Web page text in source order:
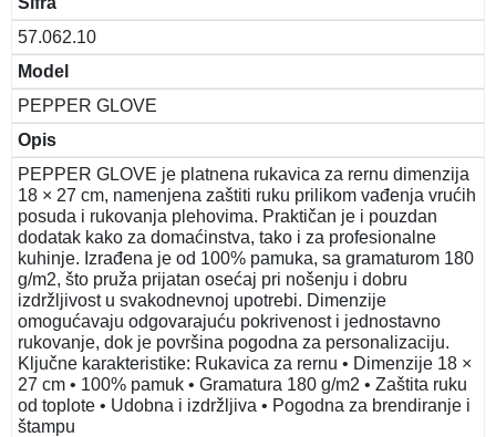
57.062.10
Model
PEPPER GLOVE
Opis
PEPPER GLOVE je platnena rukavica za rernu dimenzija
18 × 27 cm, namenjena zaštiti ruku prilikom vađenja vrućih
posuda i rukovanja plehovima. Praktičan je i pouzdan
dodatak kako za domaćinstva, tako i za profesionalne
kuhinje. Izrađena je od 100% pamuka, sa gramaturom 180
g/m2, što pruža prijatan osećaj pri nošenju i dobru
izdržljivost u svakodnevnoj upotrebi. Dimenzije
omogućavaju odgovarajuću pokrivenost i jednostavno
rukovanje, dok je površina pogodna za personalizaciju.
Ključne karakteristike: Rukavica za rernu • Dimenzije 18 ×
27 cm • 100% pamuk • Gramatura 180 g/m2 • Zaštita ruku
od toplote • Udobna i izdržljiva • Pogodna za brendiranje i
štampu